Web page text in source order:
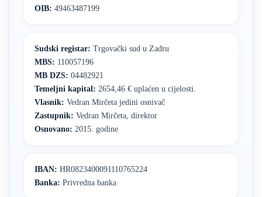
OIB: 49463487199
Sudski registar: Trgovački sud u Zadru
MBS: 110057196
MB DZS: 04482921
Temeljni kapital: 2654,46 € uplaćen u cijelosti.
Vlasnik: Vedran Mirčeta jedini osnivač
Zastupnik: Vedran Mirčeta, direktor
Osnovano: 2015. godine
IBAN: HR0823400091110765224
Banka: Privredna banka